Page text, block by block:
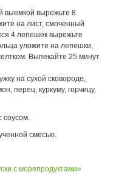
выемкой вырежьте 8
на лист, смоченный
4 лепешек вырежьте
уложите на лепешки,
Выпекайте 25 минут
на сухой сковороде,
перец, куркуму, горчицу,
соусом.
смесью.
с морепродуктами»